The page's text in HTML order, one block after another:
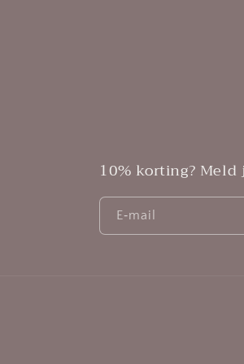
10% korting?
E‑mail